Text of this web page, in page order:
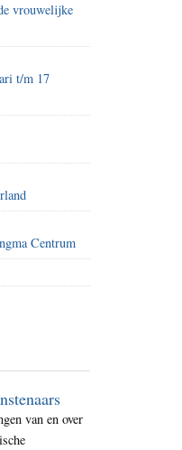
vrouwelijke
t/m 17
Centrum
van en over